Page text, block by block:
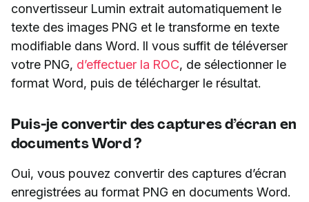
convertisseur Lumin extrait automatiquement le
texte des images PNG et le transforme en texte
modifiable dans Word. Il vous suffit de téléverser
votre PNG, d’effectuer la ROC, de sélectionner le
format Word, puis de télécharger le résultat.
Puis-je convertir des captures d’écran en
documents Word ?
Oui, vous pouvez convertir des captures d’écran
enregistrées au format PNG en documents Word.